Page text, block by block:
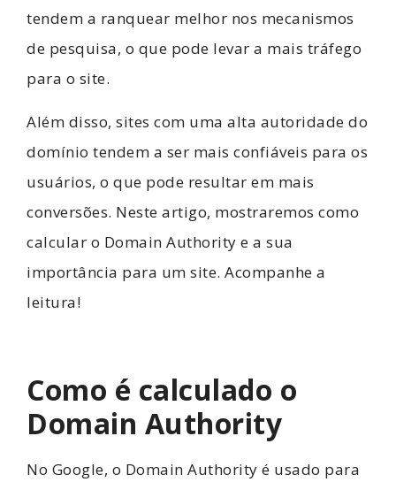
tendem a ranquear melhor nos mecanismos
de pesquisa, o que pode levar a mais tráfego
para o site.
Além disso, sites com uma alta autoridade do
domínio tendem a ser mais confiáveis ​​para os
usuários, o que pode resultar em mais
conversões. Neste artigo, mostraremos como
calcular o Domain Authority e a sua
importância para um site. Acompanhe a
leitura!
Como é calculado o
Domain Authority
No Google, o Domain Authority é usado para